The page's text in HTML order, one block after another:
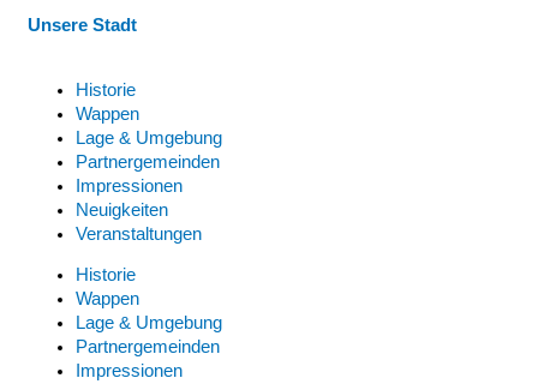
Unsere Stadt
Historie
Wappen
Lage & Umgebung
Partnergemeinden
Impressionen
Neuigkeiten
Veranstaltungen
Historie
Wappen
Lage & Umgebung
Partnergemeinden
Impressionen